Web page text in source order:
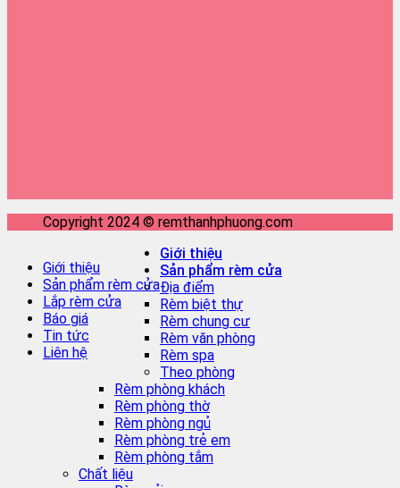
Copyright 2024 © remthanhphuong.com
Giới thiệu
Sản phẩm rèm cửa
Lắp rèm cửa
Báo giá
Tin tức
Liên hệ
Giới thiệu
Sản phẩm rèm cửa
Địa điểm
Rèm biệt thự
Rèm chung cư
Rèm văn phòng
Rèm spa
Theo phòng
Rèm phòng khách
Rèm phòng thờ
Rèm phòng ngủ
Rèm phòng trẻ em
Rèm phòng tắm
Chất liệu